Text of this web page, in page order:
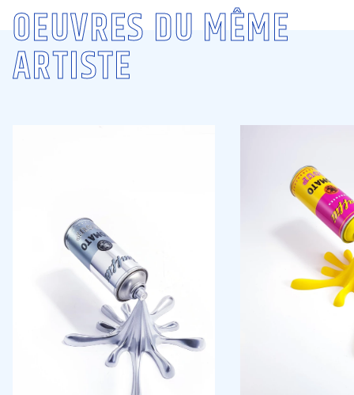
OEUVRES DU MÊME
ARTISTE